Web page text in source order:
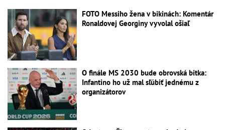
FOTO Messiho žena v bikinách: Komentár
Ronaldovej Georginy vyvolal ošiaľ
O finále MS 2030 bude obrovská bitka:
Infantino ho už mal sľúbiť jednému z
organizátorov